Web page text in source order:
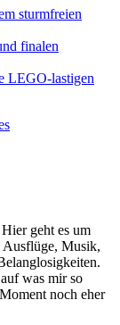
sturmfreien
finalen
LEGO-lastigen
geht es um
Ausflüge, Musik,
was mir so
noch eher